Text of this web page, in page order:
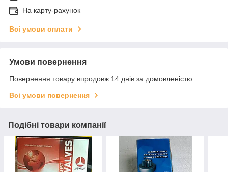
На карту-рахунок
Всі умови оплати
Умови повернення
Повернення товару впродовж 14 днів за домовленістю
Всі умови повернення
Подібні товари компанії